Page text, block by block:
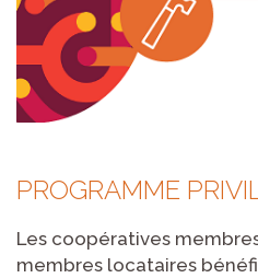
PROGRAMME
Les coopératives
membres locataires